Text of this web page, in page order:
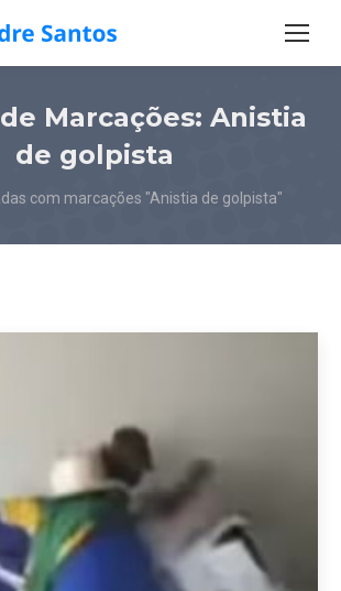
Marcações: Anistia
de golpista
com marcações "Anistia de golpista"